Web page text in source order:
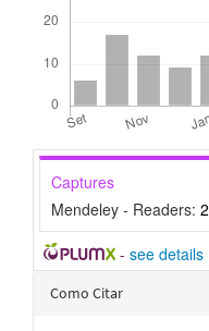
Captures
Mendeley - Readers: 2
- see details
Detalhes
Como Citar